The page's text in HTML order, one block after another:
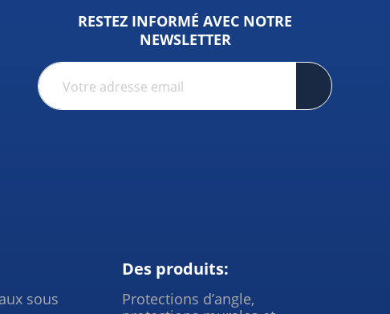
RESTEZ INFORMÉ AVEC NOTRE
NEWSLETTER
sous
Des produits:
Protections d’angle,